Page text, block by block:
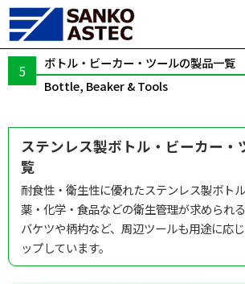
ボトル・ビーカー・ツールの製品一覧
Bottle, Beaker & Tools
ステンレス製ボトル・ビーカー・
覧
耐食性・衛生性に優れたステンレス製ボト
薬・化学・食品などの衛生管理が求められる
バケツや柄杓など、周辺ツールも用途に応
ップしています。